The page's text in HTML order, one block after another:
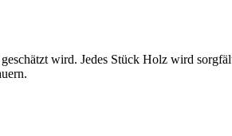
wird. Jedes Stück Holz wird